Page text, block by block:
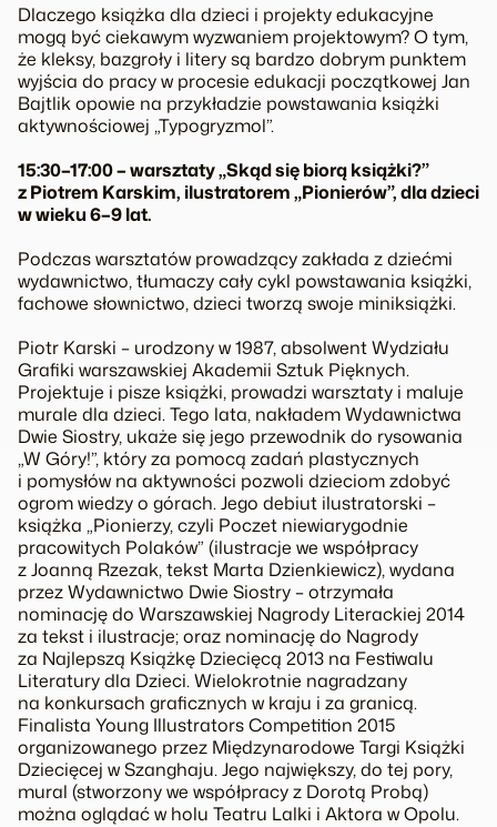
Dlaczego książka dla dzieci i projekty edukacyjne
mogą być ciekawym wyzwaniem projektowym? O tym,
że kleksy, bazgroły i litery są bardzo dobrym punktem
wyjścia do pracy w procesie edukacji początkowej Jan
Bajtlik opowie na przykładzie powstawania książki
aktywnościowej „Typogryzmol”.
15:30–17:00 – warsztaty „Skąd się biorą książki?”
z Piotrem Karskim, ilustratorem „Pionierów”, dla dzieci
w wieku 6–9 lat.
Podczas warsztatów prowadzący zakłada z dziećmi
wydawnictwo, tłumaczy cały cykl powstawania książki,
fachowe słownictwo, dzieci tworzą swoje miniksiążki.
Piotr Karski – urodzony w 1987, absolwent Wydziału
Grafiki warszawskiej Akademii Sztuk Pięknych.
Projektuje i pisze książki, prowadzi warsztaty i maluje
murale dla dzieci. Tego lata, nakładem Wydawnictwa
Dwie Siostry, ukaże się jego przewodnik do rysowania
„W Góry!”, który za pomocą zadań plastycznych
i pomysłów na aktywności pozwoli dzieciom zdobyć
ogrom wiedzy o górach. Jego debiut ilustratorski –
książka „Pionierzy, czyli Poczet niewiarygodnie
pracowitych Polaków” (ilustracje we współpracy
z Joanną Rzezak, tekst Marta Dzienkiewicz), wydana
przez Wydawnictwo Dwie Siostry – otrzymała
nominację do Warszawskiej Nagrody Literackiej 2014
za tekst i ilustracje; oraz nominację do Nagrody
za Najlepszą Książkę Dziecięcą 2013 na Festiwalu
Literatury dla Dzieci. Wielokrotnie nagradzany
na konkursach graficznych w kraju i za granicą.
Finalista Young Illustrators Competition 2015
organizowanego przez Międzynarodowe Targi Książki
Dziecięcej w Szanghaju. Jego największy, do tej pory,
mural (stworzony we współpracy z Dorotą Probą)
można oglądać w holu Teatru Lalki i Aktora w Opolu.